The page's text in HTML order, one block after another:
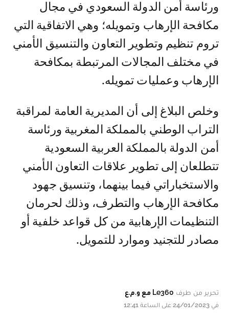
ورئاسة أمن الدولة السعودي في مجال
مكافحة الإرهاب وتمويله؛ وهي الاتفاقية التي
تروم تنظيم وتطوير التعاون والتنسيق الأمني
في مختلف المجالات المرتبطة بمكافحة
الإرهاب وعمليات تمويله.
وخلص البلاغ إلى أن المديرية العامة لمراقبة
التراب الوطني بالمملكة المغربية ورئاسة
أمن الدولة بالمملكة العربية السعودية
تتطلعان إلى تطوير علاقات التعاون الأمني
والاستخباراتي فيما بينهما، وتنسيق جهود
مكافحة الإرهاب والتطرف، وذلك لحرمان
التنظيمات الإرهابية من كل قواعد خلفية أو
مصادر للتجنيد وموارد للتمويل.
تحرير من طرف Le360 مع و.م.ع
في 24/01/2023 على الساعة 12:41